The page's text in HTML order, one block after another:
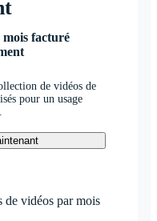
facturé
de vidéos de
pour un usage
de vidéos par mois